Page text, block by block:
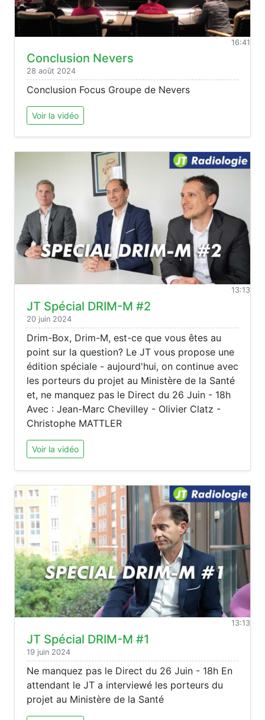
16:41
Conclusion Nevers
28 août 2024
Conclusion Focus Groupe de Nevers
Voir la vidéo
13:13
JT Spécial DRIM-M #2
20 juin 2024
Drim-Box, Drim-M, est-ce que vous êtes au
point sur la question? Le JT vous propose une
édition spéciale - aujourd'hui, on continue avec
les porteurs du projet au Ministère de la Santé
et, ne manquez pas le Direct du 26 Juin - 18h
Avec : Jean-Marc Chevilley - Olivier Clatz -
Christophe MATTLER
Voir la vidéo
13:13
JT Spécial DRIM-M #1
19 juin 2024
Ne manquez pas le Direct du 26 Juin - 18h En
attendant le JT a interviewé les porteurs du
projet au Ministère de la Santé